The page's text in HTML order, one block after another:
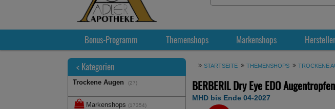
Bonus-Programm Themenshops Markenshops Hersteller
STARTSEITE THEMENSHOPS TROCKENE
BERBERIL Dry Eye EDO
MHD bis Ende 04-2027
< Kategorien
Trockene Augen (27)
Markenshops (17354)